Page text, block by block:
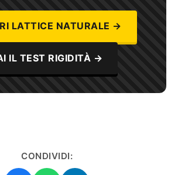
LATTICE NATURALE →
IL TEST RIGIDITÀ →
CONDIVIDI: